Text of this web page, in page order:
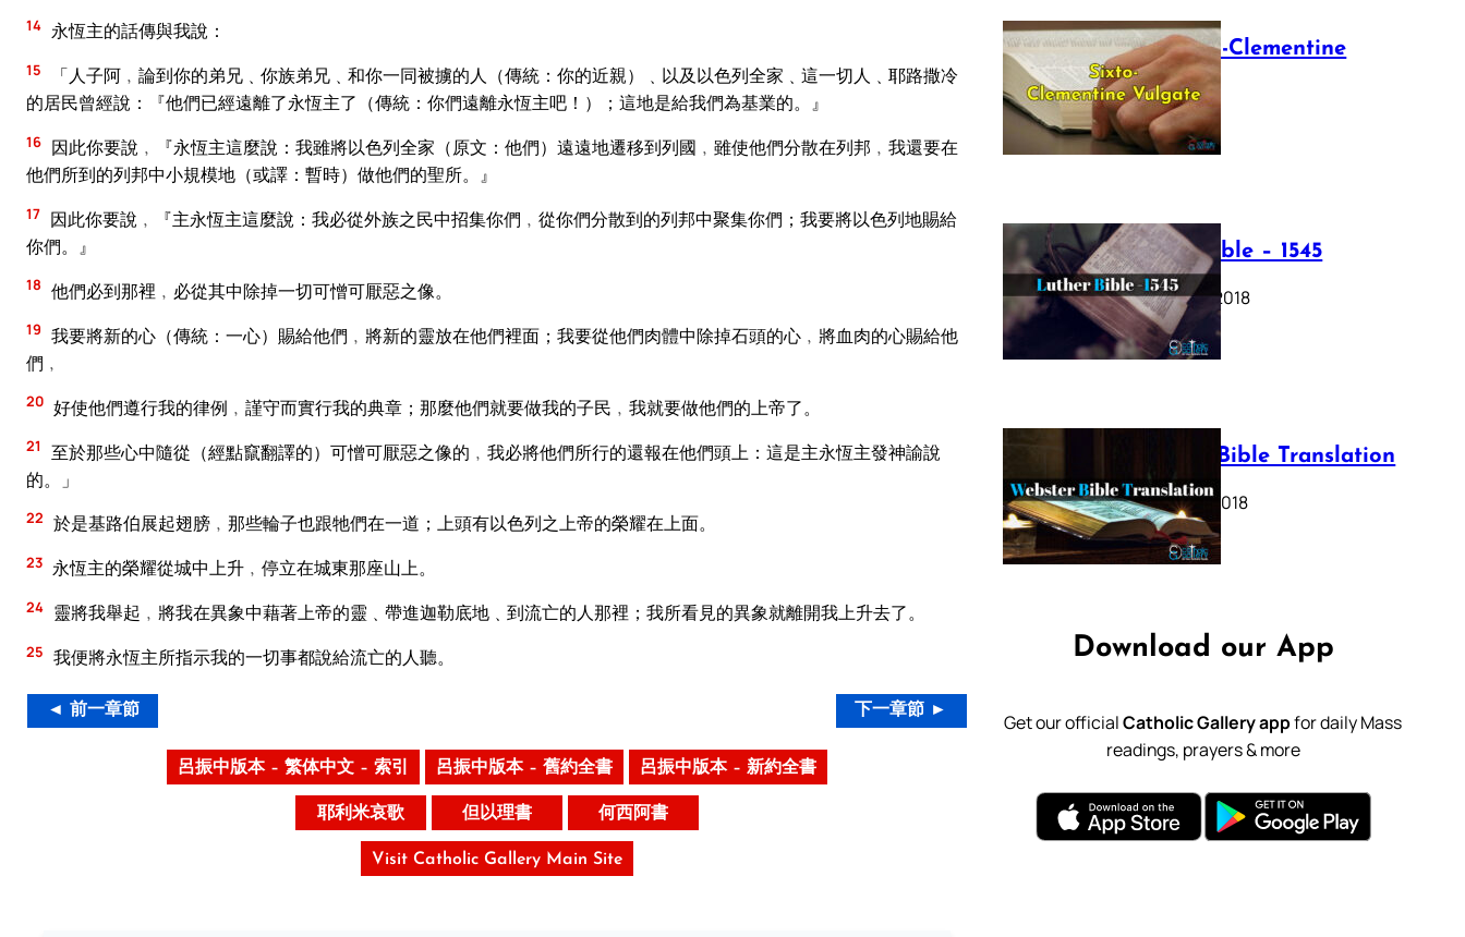
14 永恆主的話傳與我說：
15
「人子阿﹐論到你的弟兄﹑你族弟兄﹑和你一同被擄的人（傳統：你的近親）﹑以及以色列全家﹑這一切人﹑耶路撒冷
的居民曾經說：『他們已經遠離了永恆主了（傳統：你們遠離永恆主吧！）；這地是給我們為基業的。』
16 因此你要說﹐『永恆主這麼說：我雖將以色列全家（原文：他們）遠遠地遷移到列國﹐雖使他們分散在列邦﹐我還要在
他們所到的列邦中小規模地（或譯：暫時）做他們的聖所。』
17 因此你要說﹐『主永恆主這麼說：我必從外族之民中招集你們﹐從你們分散到的列邦中聚集你們；我要將以色列地賜給
你們。』
18 他們必到那裡﹐必從其中除掉一切可憎可厭惡之像。
19 我要將新的心（傳統：一心）賜給他們﹐將新的靈放在他們裡面；我要從他們肉體中除掉石頭的心﹐將血肉的心賜給他
們﹐
20 好使他們遵行我的律例﹐謹守而實行我的典章；那麼他們就要做我的子民﹐我就要做他們的上帝了。
21
至於那些心中隨從（經點竄翻譯的）可憎可厭惡之像的﹐我必將他們所行的還報在他們頭上：這是主永恆主發神諭說
的。」
22 於是基路伯展起翅膀﹐那些輪子也跟牠們在一道；上頭有以色列之上帝的榮耀在上面。
23 永恆主的榮耀從城中上升﹐停立在城東那座山上。
24 靈將我舉起﹐將我在異象中藉著上帝的靈﹑帶進迦勒底地﹑到流亡的人那裡；我所看見的異象就離開我上升去了。
25 我便將永恆主所指示我的一切事都說給流亡的人聽。
◄ 前一章節 下一章節 ►
呂振中版本 – 繁体中文 – 索引 呂振中版本 – 舊約全書 呂振中版本 – 新約全書
耶利米哀歌 但以理書 何西阿書
Visit Catholic Gallery Main Site
The Sixto-Clementine
Vulgate
July 12, 2025
Luther Bible – 1545
October 17, 2018
Webster Bible Translation
October 11, 2018
Download our App
Get our officialCatholic Gallery appfor daily Mass
readings, prayers & more